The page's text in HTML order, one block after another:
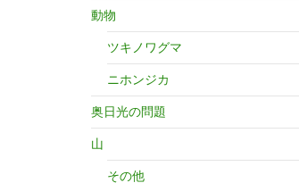
動物
ツキノワグマ
ニホンジカ
奥日光の問題
山
その他